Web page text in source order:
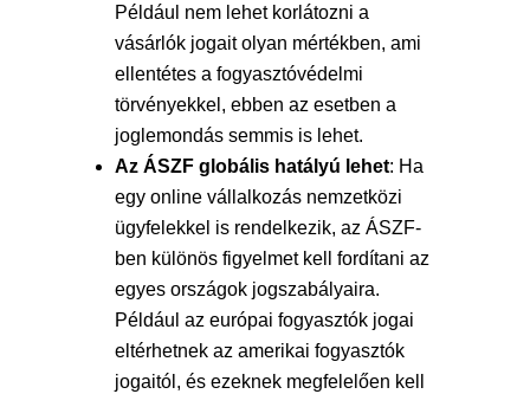
Például nem lehet korlátozni a
vásárlók jogait olyan mértékben, ami
ellentétes a fogyasztóvédelmi
törvényekkel, ebben az esetben a
joglemondás semmis is lehet.
Az ÁSZF globális hatályú lehet: Ha
egy online vállalkozás nemzetközi
ügyfelekkel is rendelkezik, az ÁSZF-
ben különös figyelmet kell fordítani az
egyes országok jogszabályaira.
Például az európai fogyasztók jogai
eltérhetnek az amerikai fogyasztók
jogaitól, és ezeknek megfelelően kell